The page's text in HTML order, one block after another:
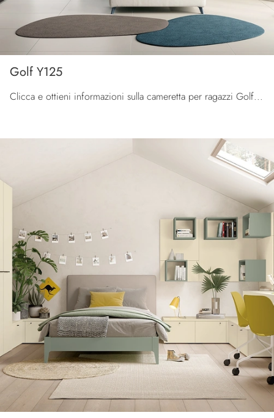
Golf Y125
Clicca e ottieni informazioni sulla cameretta per ragazzi Golf Y125! Le Camerette componibili Colombini Casa ti attendono.